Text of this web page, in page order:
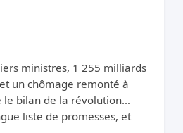
ministres, 1 255 milliards
un chômage remonté à
le bilan de la révolution
liste de promesses, et